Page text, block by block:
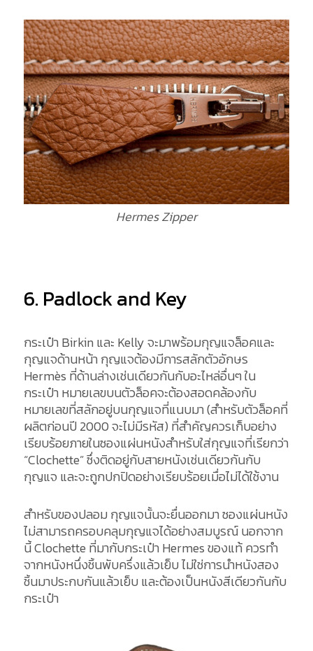
Hermes Zipper
6. Padlock and Key
กระเป๋า Birkin และ Kelly จะมาพร้อมกุญแจล็อคและ
กุญแจด้านหน้า กุญแจต้องมีการสลักตัวอักษร
Hermès ที่ด้านล่างเช่นเดียวกันกับอะไหล่อื่นๆ ใน
กระเป๋า หมายเลขบนตัวล็อคจะต้องสอดคล้องกับ
หมายเลขที่สลักอยู่บนกุญแจที่แนบมา (สำหรับตัวล็อคที่
ผลิตก่อนปี 2000 จะไม่มีรหัส) ที่สำคัญควรเก็บอย่าง
เรียบร้อยภายในซองแผ่นหนังสำหรับใส่กุญแจที่เรียกว่า
“Clochette” ซึ่งติดอยู่กับสายหนังเช่นเดียวกันกับ
กุญแจ และจะถูกปกปิดอย่างเรียบร้อยเมื่อไม่ได้ใช้งาน
สำหรับของปลอม กุญแจนั้นจะยื่นออกมา ซองแผ่นหนัง
ไม่สามารถครอบคลุมกุญแจได้อย่างสมบูรณ์ นอกจาก
นี้ Clochette ที่มากับกระเป๋า Hermes ของแท้ ควรทำ
จากหนังหนึ่งชิ้นพับครึ่งแล้วเย็บ ไม่ใช่การนำหนังสอง
ชิ้นมาประกบกันแล้วเย็บ และต้องเป็นหนังสีเดียวกันกับ
กระเป๋า